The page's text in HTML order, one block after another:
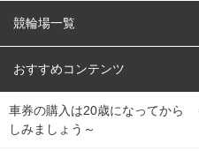
オートレース
競輪くじ
Dokanto!
レース予想
レース結果
キャリーオーバー一覧
競輪場一覧
北日本 函館競輪場
関
東
弥彦競輪場 前橋競輪場
おすすめコンテンツ
競輪選手情報
車券の購入は20歳になってから
しみましょう～